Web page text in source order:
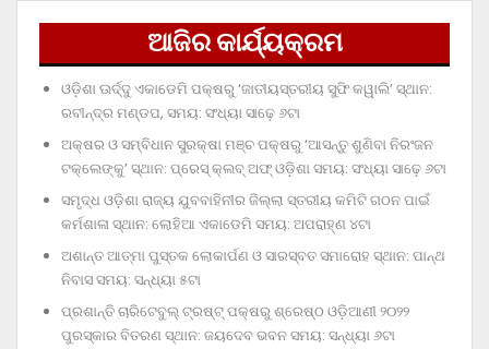
ଆଜିର କାର୍ଯ୍ୟକ୍ରମ
ଓଡ଼ିଶା ଊର୍ଦ୍ଦୁ ଏକାଡେମି ପକ୍ଷରୁ ‘ଜାତୀୟସ୍ତରୀୟ ସୁଫି କୱାଲି’ ସ୍ଥାନ:
ରବୀନ୍ଦ୍ର ମଣ୍ଡପ, ସମୟ: ସଂଧ୍ୟା ସାଢ଼େ ୬ଟା
ଅକ୍ଷର ଓ ସମ୍ବିଧାନ ସୁରକ୍ଷା ମଞ୍ଚ ପକ୍ଷରୁ ‘ଆସନ୍ତୁ ଶୁଣିବା ନିରଂଜନ
ଟକ୍‌ଲେଙ୍କୁ’ ସ୍ଥାନ: ପ୍ରେସ୍‌ କ୍ଲବ୍‌ ଅଫ୍‌ ଓଡ଼ିଶା ସମୟ: ସଂଧ୍ୟା ସାଢ଼େ ୬ଟା
ସମୃଦ୍ଧ ଓଡ଼ିଶା ରାଜ୍ୟ ଯୁବବାହିନୀର ଜିଲ୍ଲା ସ୍ତରୀୟ କମିଟି ଗଠନ ପାଇଁ
କର୍ମଶାଳା ସ୍ଥାନ: ଲୋହିଆ ଏକାଡେମି ସମୟ: ଅପରାହ୍‌ଣ ୪ଟା
ଅଶାନ୍ତ ଆତ୍ମା ପୁସ୍ତକ ଲୋକାର୍ପଣ ଓ ସାରସ୍ବତ ସମାରୋହ ସ୍ଥାନ: ପାନ୍ଥ
ନିବାସ ସମୟ: ସନ୍ଧ୍ୟା ୫ଟା
ପ୍ରଶାନ୍ତି ଚାରିଟେବୁଲ୍‌ ଟ୍ରଷ୍ଟ୍‌ ପକ୍ଷରୁ ଶ୍ରେଷ୍ଠ ଓଡ଼ିଆଣୀ ୨୦୨୨
ପୁରସ୍କାର ବିତରଣ ସ୍ଥାନ: ଜୟଦେବ ଭବନ ସମୟ: ସନ୍ଧ୍ୟା ୬ଟା